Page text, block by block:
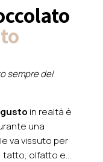
sempre del
gusto in realtà è
una
va vissuto per
tatto, olfatto e...